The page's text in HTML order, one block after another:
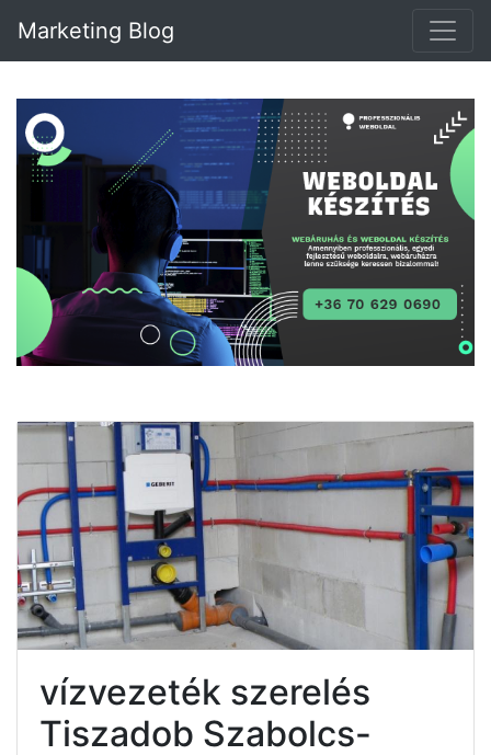
Marketing Blog
vízvezeték szerelés
Tiszadob Szabolcs-